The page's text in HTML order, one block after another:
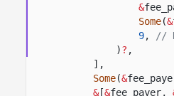
&
Some(&
9,
//
)? ,
],
Some(&
&[&fee_payer,